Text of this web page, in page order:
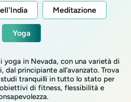
Meditazione
Yoga
yoga in Nevada, con una varietà di
principiante all'avanzato. Trova
tranquilli in tutto lo stato per
di fitness, flessibilità e